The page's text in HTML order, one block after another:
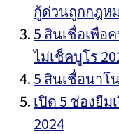
กู้ด่วนถูกกฎห
5 สินเชื่อเพื่อ
ไม่เช็คบูโร
5 สินเชื่อนาโ
เปิด 5 ช่องยื
2024